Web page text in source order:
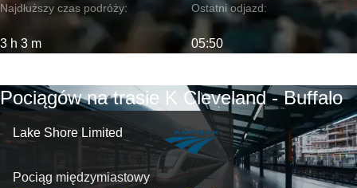
Najdłuższy czas podróży:
3 h 3 m
Ostatni odjazd:
05:50
Pociągów na trasie K Cleveland - Buffalo
Lake Shore Limited
Pociąg międzymiastowy